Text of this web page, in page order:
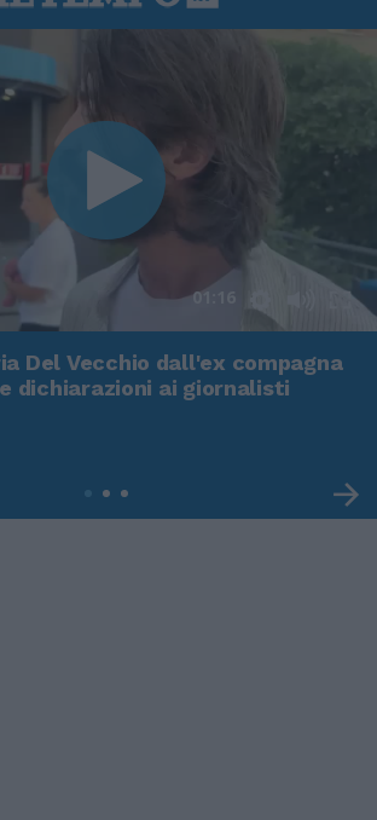
01:16
Del Vecchio dall'ex compagna
dichiarazioni ai giornalisti